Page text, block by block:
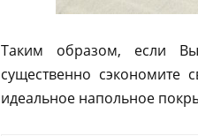
Таким образом, если
существенно сэкономите
идеальное напольное